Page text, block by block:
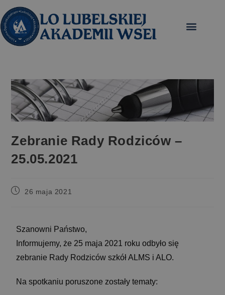
treści
Zebranie Rady Rodziców –
25.05.2021
26 maja 2021
Szanowni Państwo,
Informujemy, że 25 maja 2021 roku odbyło się
zebranie Rady Rodziców szkół ALMS i ALO.
Na spotkaniu poruszone zostały tematy: